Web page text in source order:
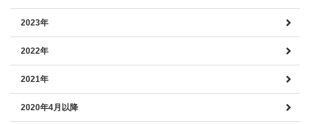
2023年
2022年
2021年
2020年4月以降